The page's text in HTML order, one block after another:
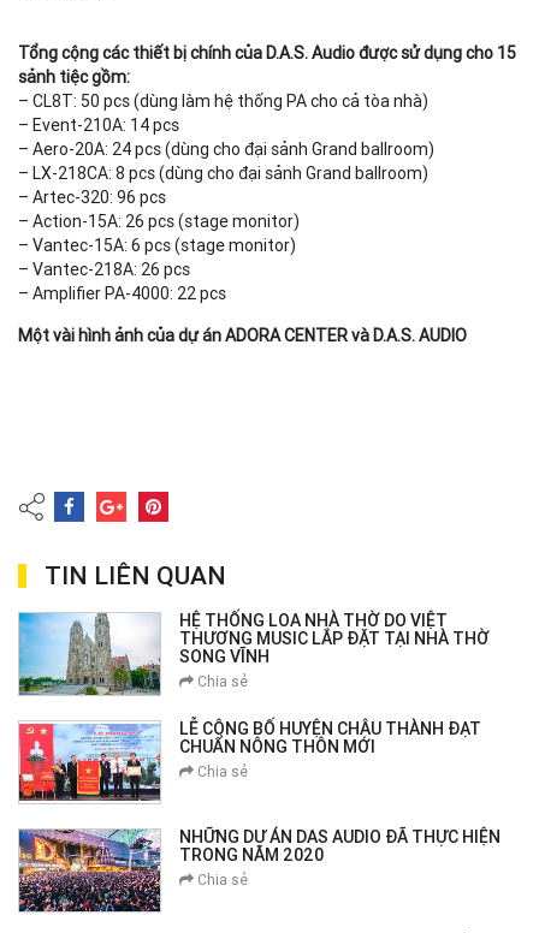
Tổng cộng các thiết bị chính của D.A.S. Audio được sử dụng cho 15
sảnh tiệc gồm:
– CL8T: 50 pcs (dùng làm hệ thống PA cho cả tòa nhà)
– Event-210A: 14 pcs
– Aero-20A: 24 pcs (dùng cho đại sảnh Grand ballroom)
– LX-218CA: 8 pcs (dùng cho đại sảnh Grand ballroom)
– Artec-320: 96 pcs
– Action-15A: 26 pcs (stage monitor)
– Vantec-15A: 6 pcs (stage monitor)
– Vantec-218A: 26 pcs
– Amplifier PA-4000: 22 pcs
Một vài hình ảnh của dự án ADORA CENTER và D.A.S. AUDIO
TIN LIÊN QUAN
HỆ THỐNG LOA NHÀ THỜ DO VIỆT
THƯƠNG MUSIC LẮP ĐẶT TẠI NHÀ THỜ
SONG VĨNH
Chia sẻ
LỄ CÔNG BỐ HUYỆN CHÂU THÀNH ĐẠT
CHUẨN NÔNG THÔN MỚI
Chia sẻ
NHỮNG DỰ ÁN DAS AUDIO ĐÃ THỰC HIỆN
TRONG NĂM 2020
Chia sẻ